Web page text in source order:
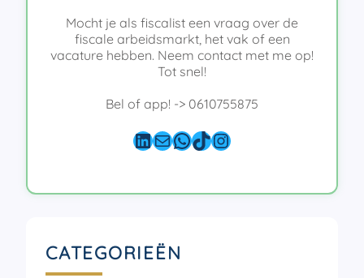
Mocht je als fiscalist een vraag over de
fiscale arbeidsmarkt, het vak of een
vacature hebben. Neem contact met me op!
Tot snel!
Bel of app! -> 0610755875
LinkedIn E-mail WhatsApp TikTok Instagram
CATEGORIEËN